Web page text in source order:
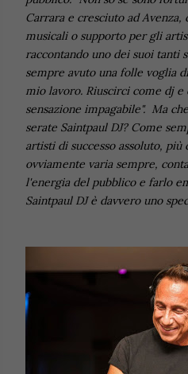
Carrara e cresciuto ad
musicali o supporto per gli
raccontando uno dei suoi tanti
sempre avuto una folle voglia
mio lavoro. Riuscirci come dj
sensazione impagabile". Ma
serate Saintpaul DJ? Come
artisti di successo assoluto, più
ovviamente varia sempre,
l'energia del pubblico e farlo
Saintpaul DJ è davvero uno